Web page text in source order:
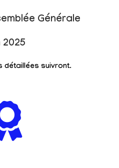
Générale
2025
détaillées suivront.